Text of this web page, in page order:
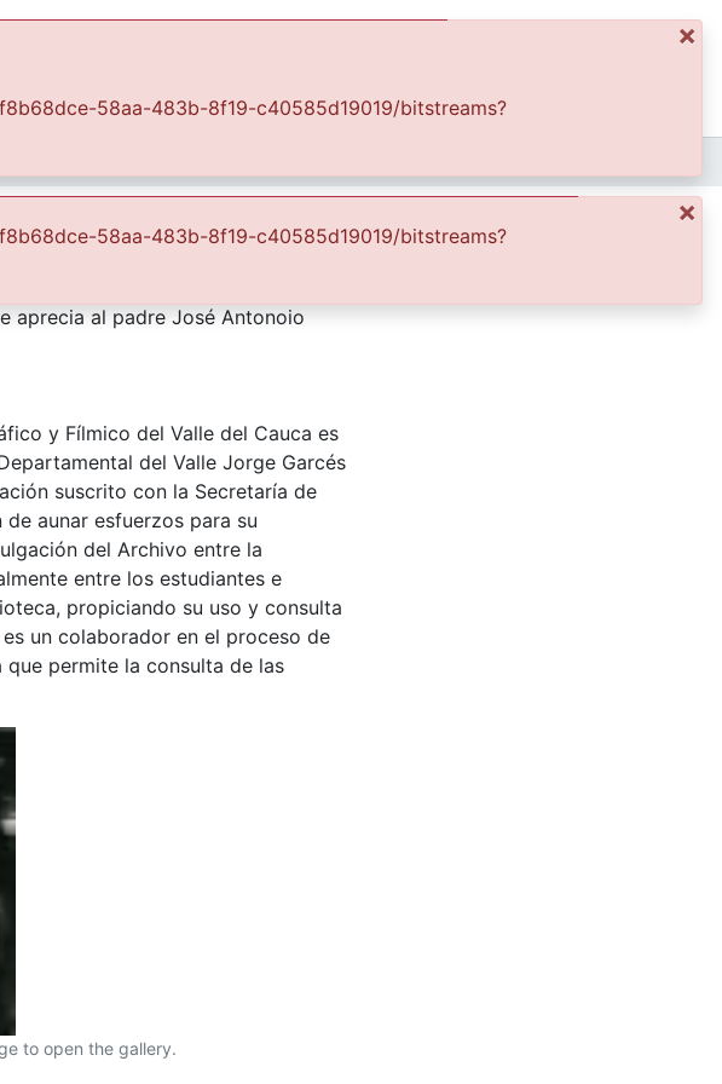
aprecia al padre José Antonoio
y Fílmico del Valle del Cauca es
del Valle Jorge Garcés
suscrito con la Secretaría de
aunar esfuerzos para su
del Archivo entre la
entre los estudiantes e
propiciando su uso y consulta
un colaborador en el proceso de
permite la consulta de las
to open the gallery.
×
58aa-483b-8f19-c40585d19019/bitstreams?
×
58aa-483b-8f19-c40585d19019/bitstreams?